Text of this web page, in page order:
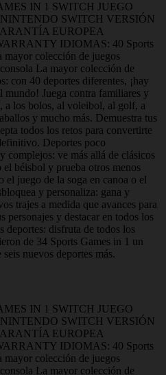
IN 1 SWITCH JUEGO
SWITCH VERSIÓN
EUROPEA
IDIOMAS: 40 Sports
mayor colección de juegos
La mayor colección de
con 40 deportes diferentes, ¡hay
mundo! Juega contra familiares y
a los bolos, al voleibol, al golf, a
y mucho más. Demuestra tus
todos los retos para convertirte
Deportes poco
complejos: ve más allá de clásicos
béisbol y prueba otros menos
el juego de la soga en canoa o el
y personaliza: gana y
trajes a medida que avances para
personajes y destacar en todos los
deportes: disfruta de todos los
de 34 Sports Games in 1 un
nuevos deportes más.
IN 1 SWITCH JUEGO
SWITCH VERSIÓN
EUROPEA
IDIOMAS: 40 Sports
mayor colección de juegos
La mayor colección de